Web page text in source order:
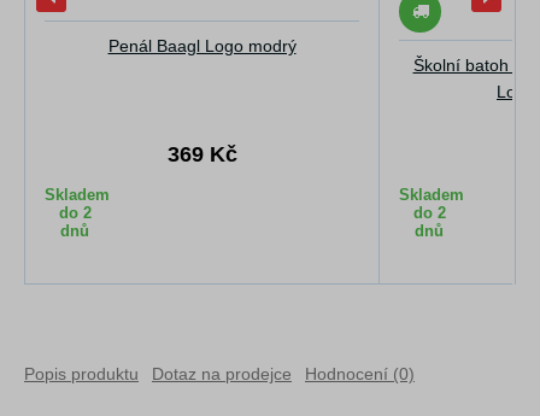
Penál Baagl Logo modrý
369 Kč
Skladem
do 2
dnů
Školní batoh
Logo
Skladem
do 2
dnů
Popis produktu Dotaz na prodejce Hodnocení (0)